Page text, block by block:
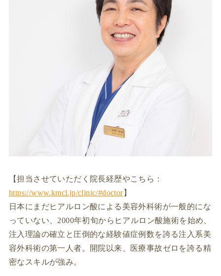
【担当させていただく院長経歴やこちら：
https://www.kmcl.jp/clinic/#doctor】
日本にまだヒアルロン酸による美容外科術が一般的にな
っていない、2000年初旬からヒアルロン酸施術を始め、
注入理論の確立と圧倒的な経験値症例数を誇る注入系美
容外科術の第一人者。開院以来、医療事故ゼロを誇る精
密なスキルが強み。